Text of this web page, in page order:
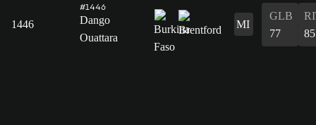
1446
#1446
Dango
Ouattara
MI
GLB
77
85